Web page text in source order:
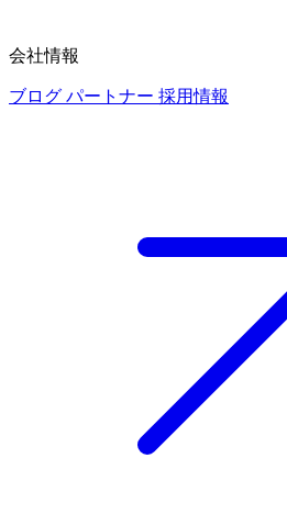
会社情報
ブログ パートナー 採用情報